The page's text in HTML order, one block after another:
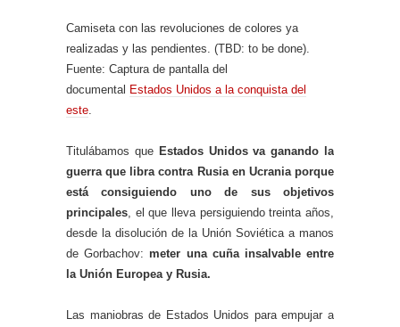
Camiseta con las revoluciones de colores ya
realizadas y las pendientes. (TBD: to be done).
Fuente: Captura de pantalla del
documental Estados Unidos a la conquista del
este
Titulábamos que Estados Unidos va ganando la
guerra que libra contra Rusia en Ucrania porque
está consiguiendo uno de sus objetivos
principales , el que lleva persiguiendo treinta años,
desde la disolución de la Unión Soviética a manos
de Gorbachov:meter una cuña insalvable entre
la Unión Europea y Rusia.
Las maniobras de Estados Unidos para empujar a